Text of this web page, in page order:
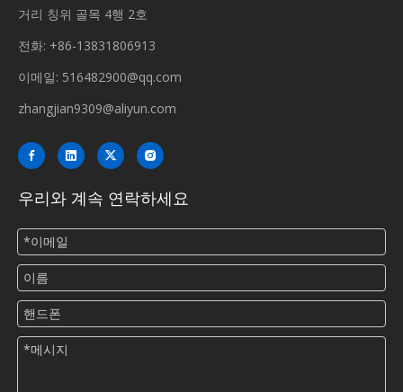
거리 칭위 골목 4행 2호
전화: +86-13831806913
이메일: 516482900@qq.com
zhangjian9309@aliyun.com
우리와 계속 연락하세요